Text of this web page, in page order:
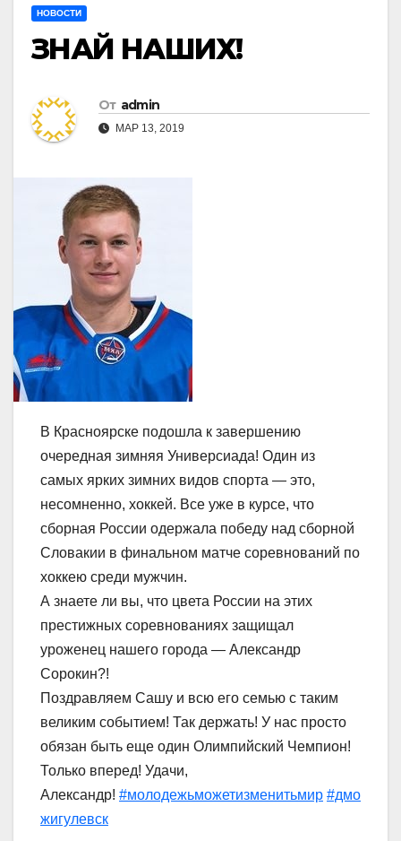
НОВОСТИ
ЗНАЙ НАШИХ!
От admin
МАР 13, 2019
В Красноярске подошла к завершению
очередная зимняя Универсиада! Один из
самых ярких зимних видов спорта — это,
несомненно, хоккей. Все уже в курсе, что
сборная России одержала победу над сборной
Словакии в финальном матче соревнований по
хоккею среди мужчин.
А знаете ли вы, что цвета России на этих
престижных соревнованиях защищал
уроженец нашего города — Александр
Сорокин?!
Поздравляем Сашу и всю его семью с таким
великим событием! Так держать! У нас просто
обязан быть еще один Олимпийский Чемпион!
Только вперед! Удачи,
Александр! #молодежьможетизменитьмир #дмо
жигулевск